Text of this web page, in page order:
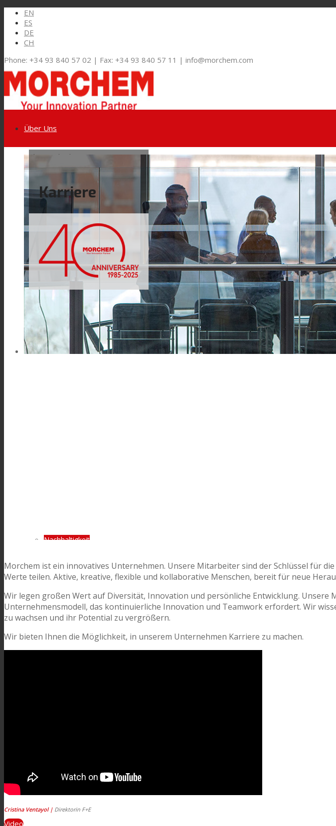
EN
ES
DE
CH
Phone: +34 93 840 57 02 | Fax: +34 93 840 57 11 | info@morchem.com
Link zu LinkedIn
Link zu Youtube
Link zu Mail
Über Uns
Märkte und Lösungen
Flexible Verpackungen
Technische Laminate
Textilkaschierung
Flachkaschierung
PU Ink Binders
Nachhaltigkeit
Kundenservice
Zertifikate
Karriere
Karriere
Morchem ist ein innovatives Unternehmen. Unsere Mitarbeiter sind der Schlüssel für
Werte teilen. Aktive, kreative, flexible und kollaborative Menschen, bereit für neue
Wir legen großen Wert auf Diversität, Innovation und persönliche Entwicklung.
Unternehmensmodell, das kontinuierliche Innovation und Teamwork erfordert. Wir
zu wachsen und ihr Potential zu vergrößern.
Wir bieten Ihnen die Möglichkeit, in unserem Unternehmen Karriere zu machen.
Cristina Ventayol | Direktorin F+E
Video